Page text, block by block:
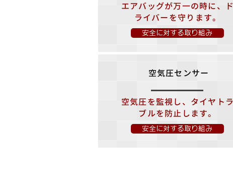
エアバッグが万一の時に、ド
ライバーを守ります。
安全に対する取り組み
空気圧センサー
空気圧を監視し、タイヤトラ
ブルを防止します。
安全に対する取り組み